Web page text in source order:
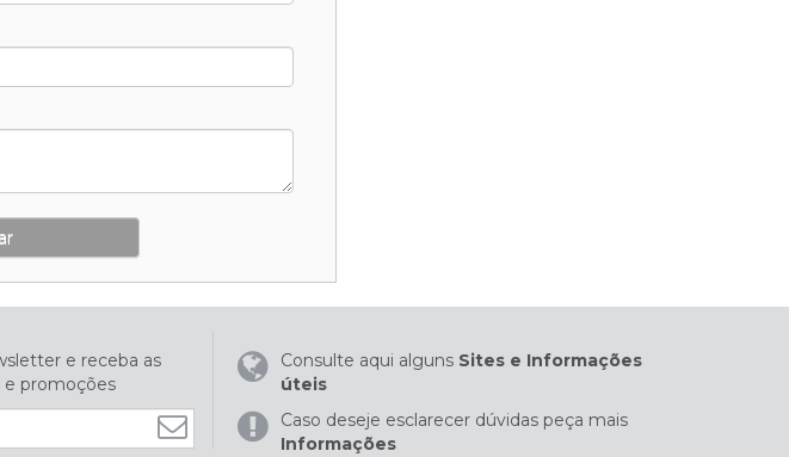
e receba as
e promoções
Consulte aqui alguns Sites e Informações
úteis
Caso deseje esclarecer dúvidas peça mais
Informações